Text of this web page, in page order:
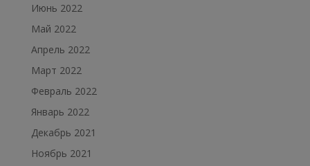
Июнь 2022
Май 2022
Апрель 2022
Март 2022
Февраль 2022
Январь 2022
Декабрь 2021
Ноябрь 2021